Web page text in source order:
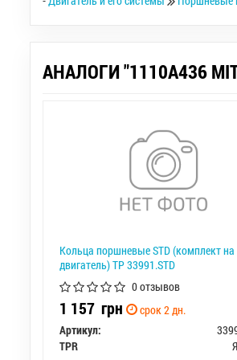
АНАЛОГИ "1110A436
Кольца поршневые STD (комплект на
двигатель) TP 33991.STD
0 отзывов
1 157 грн
срок 2 дн.
Артикул:
TPR